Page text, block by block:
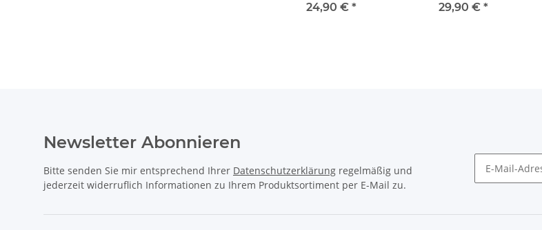
24,90 € *
29,90 € *
Newsletter Abonnieren
Bitte senden Sie mir entsprechend Ihrer Datenschutzerklärung regelmäßig und
jederzeit widerruflich Informationen zu Ihrem Produktsortiment per E-Mail zu.